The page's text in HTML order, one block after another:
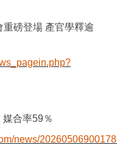
重磅登場 產官學釋逾
媒合率59％
news/